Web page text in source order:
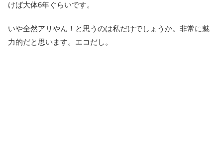
けば大体6年ぐらいです。
いや全然アリやん！と思うのは私だけでしょうか。非常に魅
力的だと思います。エコだし。